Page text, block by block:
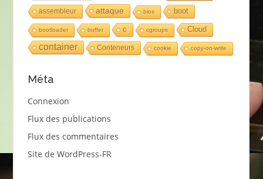
assembleur attaque bios boot
bootloader buffer c cgroups Cloud
container Conteneurs cookie copy-on-write
Méta
Connexion
Flux des publications
Flux des commentaires
Site de WordPress-FR